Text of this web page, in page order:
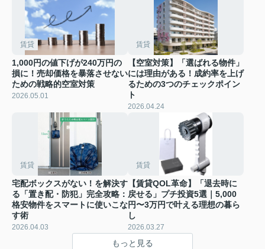
賃貸
1,000円の値下げが240万円の
損に！売却価格を暴落させない
ための戦略的空室対策
2026.05.01
賃貸
【空室対策】「選ばれる物件」
には理由がある！成約率を上げ
るための3つのチェックポイン
ト
2026.04.24
賃貸
宅配ボックスがない！を解決す
る「置き配・防犯」完全攻略：
格安物件をスマートに使いこな
す術
2026.04.03
賃貸
【賃貸QOL革命】「退去時に
戻せる」プチ投資5選｜5,000
円〜3万円で叶える理想の暮ら
し
2026.03.27
もっと見る